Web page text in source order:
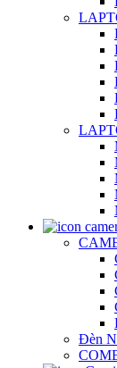
Đèn